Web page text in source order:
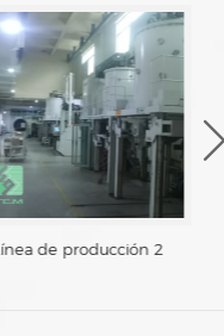
de producción 2